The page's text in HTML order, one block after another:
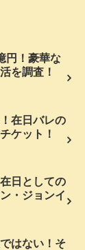
円！豪華な
を調査！
在日バレの
ケット！
日としての
・ジョンイ
はない！そ